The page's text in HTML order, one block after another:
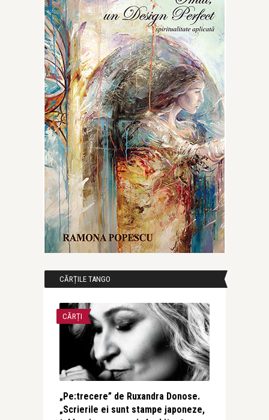
CĂRȚILE TANGO
CĂRȚI
„Pe:trecere” de Ruxandra Donose.
„Scrierile ei sunt stampe japoneze,